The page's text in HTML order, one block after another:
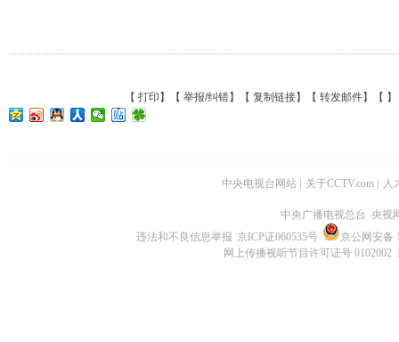
【 打印 】【 举报/纠错】【 复制链接】【 转发邮件】【 】
中央电视台网站 关于CCTV.com 人
中央广播电视总台 央视
违法和不良信息举报 京ICP证060535号
京公网安备
网上传播视听节目许可证号 0102002